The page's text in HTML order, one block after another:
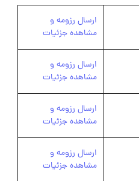
ارسال رزومه و
مشاهده جزئیات
ارسال رزومه و
مشاهده جزئیات
ارسال رزومه و
مشاهده جزئیات
ارسال رزومه و
مشاهده جزئیات